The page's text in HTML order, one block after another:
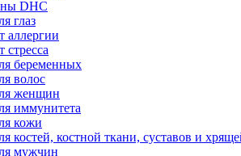
DHC
глаз
аллергии
стресса
беременных
волос
женщин
иммунитета
кожи
костей, костной ткани, суставов и
мужчин